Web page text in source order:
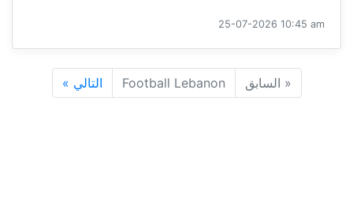
25-07-2026 10:45 am
« السابق Football Lebanon التالي »